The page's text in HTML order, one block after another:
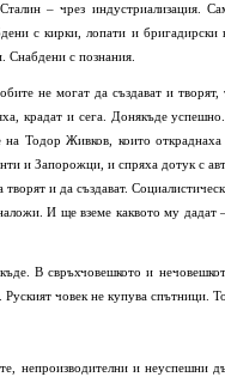
– чрез индустриализация.
с кирки, лопати и
Снабдени с познания.
не могат да създават и
крадат и сега. Донякъде
Тодор Живков, които
и Запорожци, и спряха дотук с
творят и да създават.
И ще вземе каквото му дадат
В свръхчовешкото и
човек не купува спътници.
непроизводителни и неуспешни